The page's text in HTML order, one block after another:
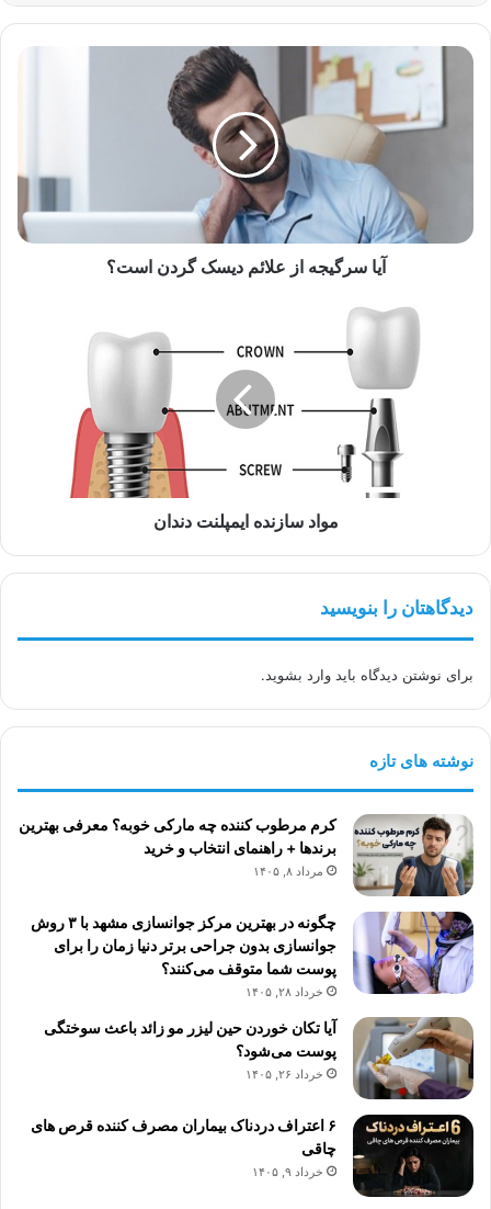
آیا
علائم
آیا سرگیجه از علائم دیسک گردن است؟
مواد سازنده ایمپلنت دندان
دیدگاهتان را بنویسید
برای نوشتن دیدگاه باید وارد بشوید.
نوشته های تازه
کرم مرطوب کننده چه مارکی خوبه؟ معرفی بهترین
برندها + راهنمای انتخاب و خرید
مرداد ۸, ۱۴۰۵
چگونه در بهترین مرکز جوانسازی مشهد با ۳ روش
جوانسازی بدون جراحی برتر دنیا زمان را برای
پوست شما متوقف می‌کنند؟
خرداد ۲۸, ۱۴۰۵
آیا تکان خوردن حین لیزر مو زائد باعث سوختگی
پوست می‌شود؟
خرداد ۲۶, ۱۴۰۵
۶ اعتراف دردناک بیماران مصرف کننده قرص های
چاقی
خرداد ۹, ۱۴۰۵